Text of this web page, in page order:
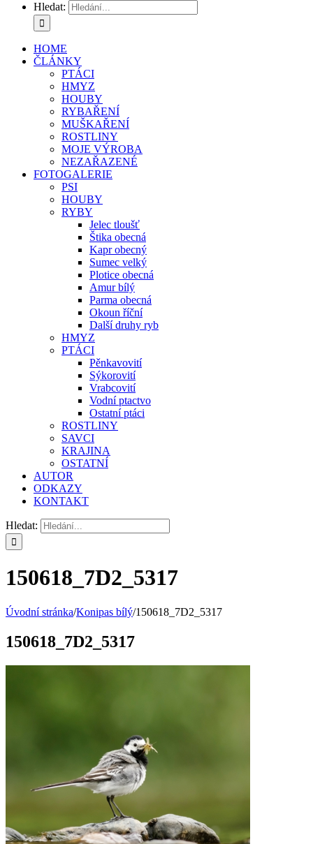
Hledat:
HOME
ČLÁNKY
PTÁCI
HMYZ
HOUBY
RYBAŘENÍ
MUŠKAŘENÍ
ROSTLINY
MOJE VÝROBA
NEZAŘAZENÉ
FOTOGALERIE
PSI
HOUBY
RYBY
Jelec tloušť
Štika obecná
Kapr obecný
Sumec velký
Plotice obecná
Amur bílý
Parma obecná
Okoun říční
Další druhy ryb
HMYZ
PTÁCI
Pěnkavovití
Sýkorovití
Vrabcovití
Vodní ptactvo
Ostatní ptáci
ROSTLINY
SAVCI
KRAJINA
OSTATNÍ
AUTOR
ODKAZY
KONTAKT
Hledat:
150618_7D2_5317
Úvodní stránka/Konipas bílý/150618_7D2_5317
150618_7D2_5317